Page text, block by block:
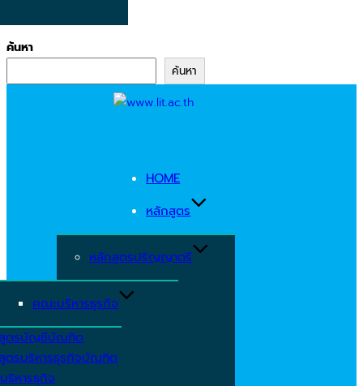
ค้นหา
ค้นหา
HOME
หลักสูตร
หลักสูตรปริญญาตรี
คณะบริหารธุรกิจ
ตรบัญชีบัณฑิต
ตรบริหารธุรกิจบัณฑิต
ริหารธุกิจ